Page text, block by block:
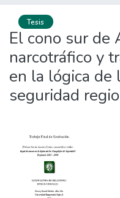
Tesis
El cono sur de
narcotráfico y
en la lógica de
seguridad